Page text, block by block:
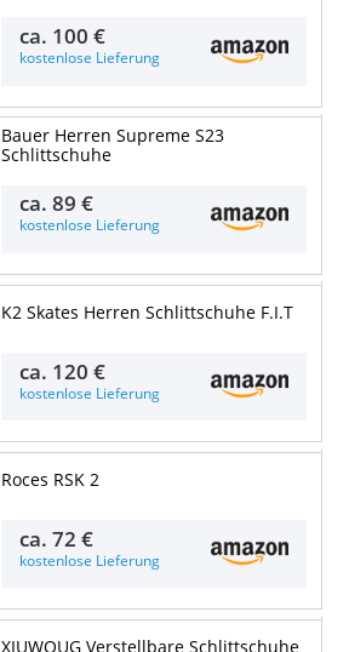
ca. 100 €
kostenlose Lieferung
Bauer Herren Supreme S23
Schlittschuhe
ca.89 €
kostenlose Lieferung
K2 Skates Herren Schlittschuhe F.I.T
ca. 120 €
kostenlose Lieferung
Roces RSK 2
ca.72 €
kostenlose Lieferung
XIUWOUG Verstellbare Schlittschuhe